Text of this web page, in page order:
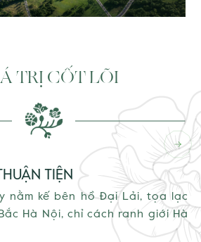
TRỊ CỐT LÕI
TIỆN
nằm kế bên hồ Đại Lải, tọa lạc
Hà Nội, chỉ cách ranh giới Hà